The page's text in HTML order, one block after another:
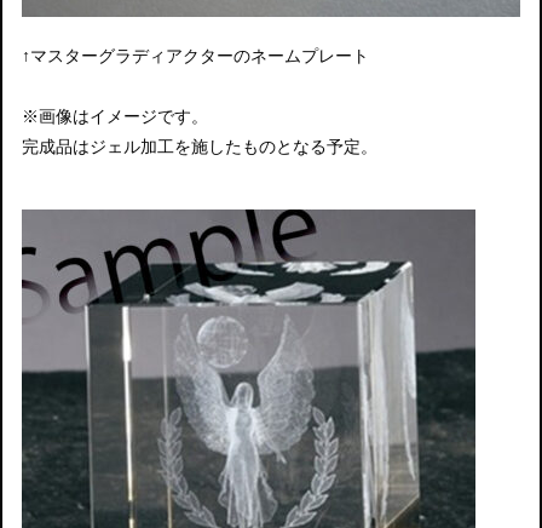
↑マスターグラディアクターのネームプレート
※画像はイメージです。
完成品はジェル加工を施したものとなる予定。